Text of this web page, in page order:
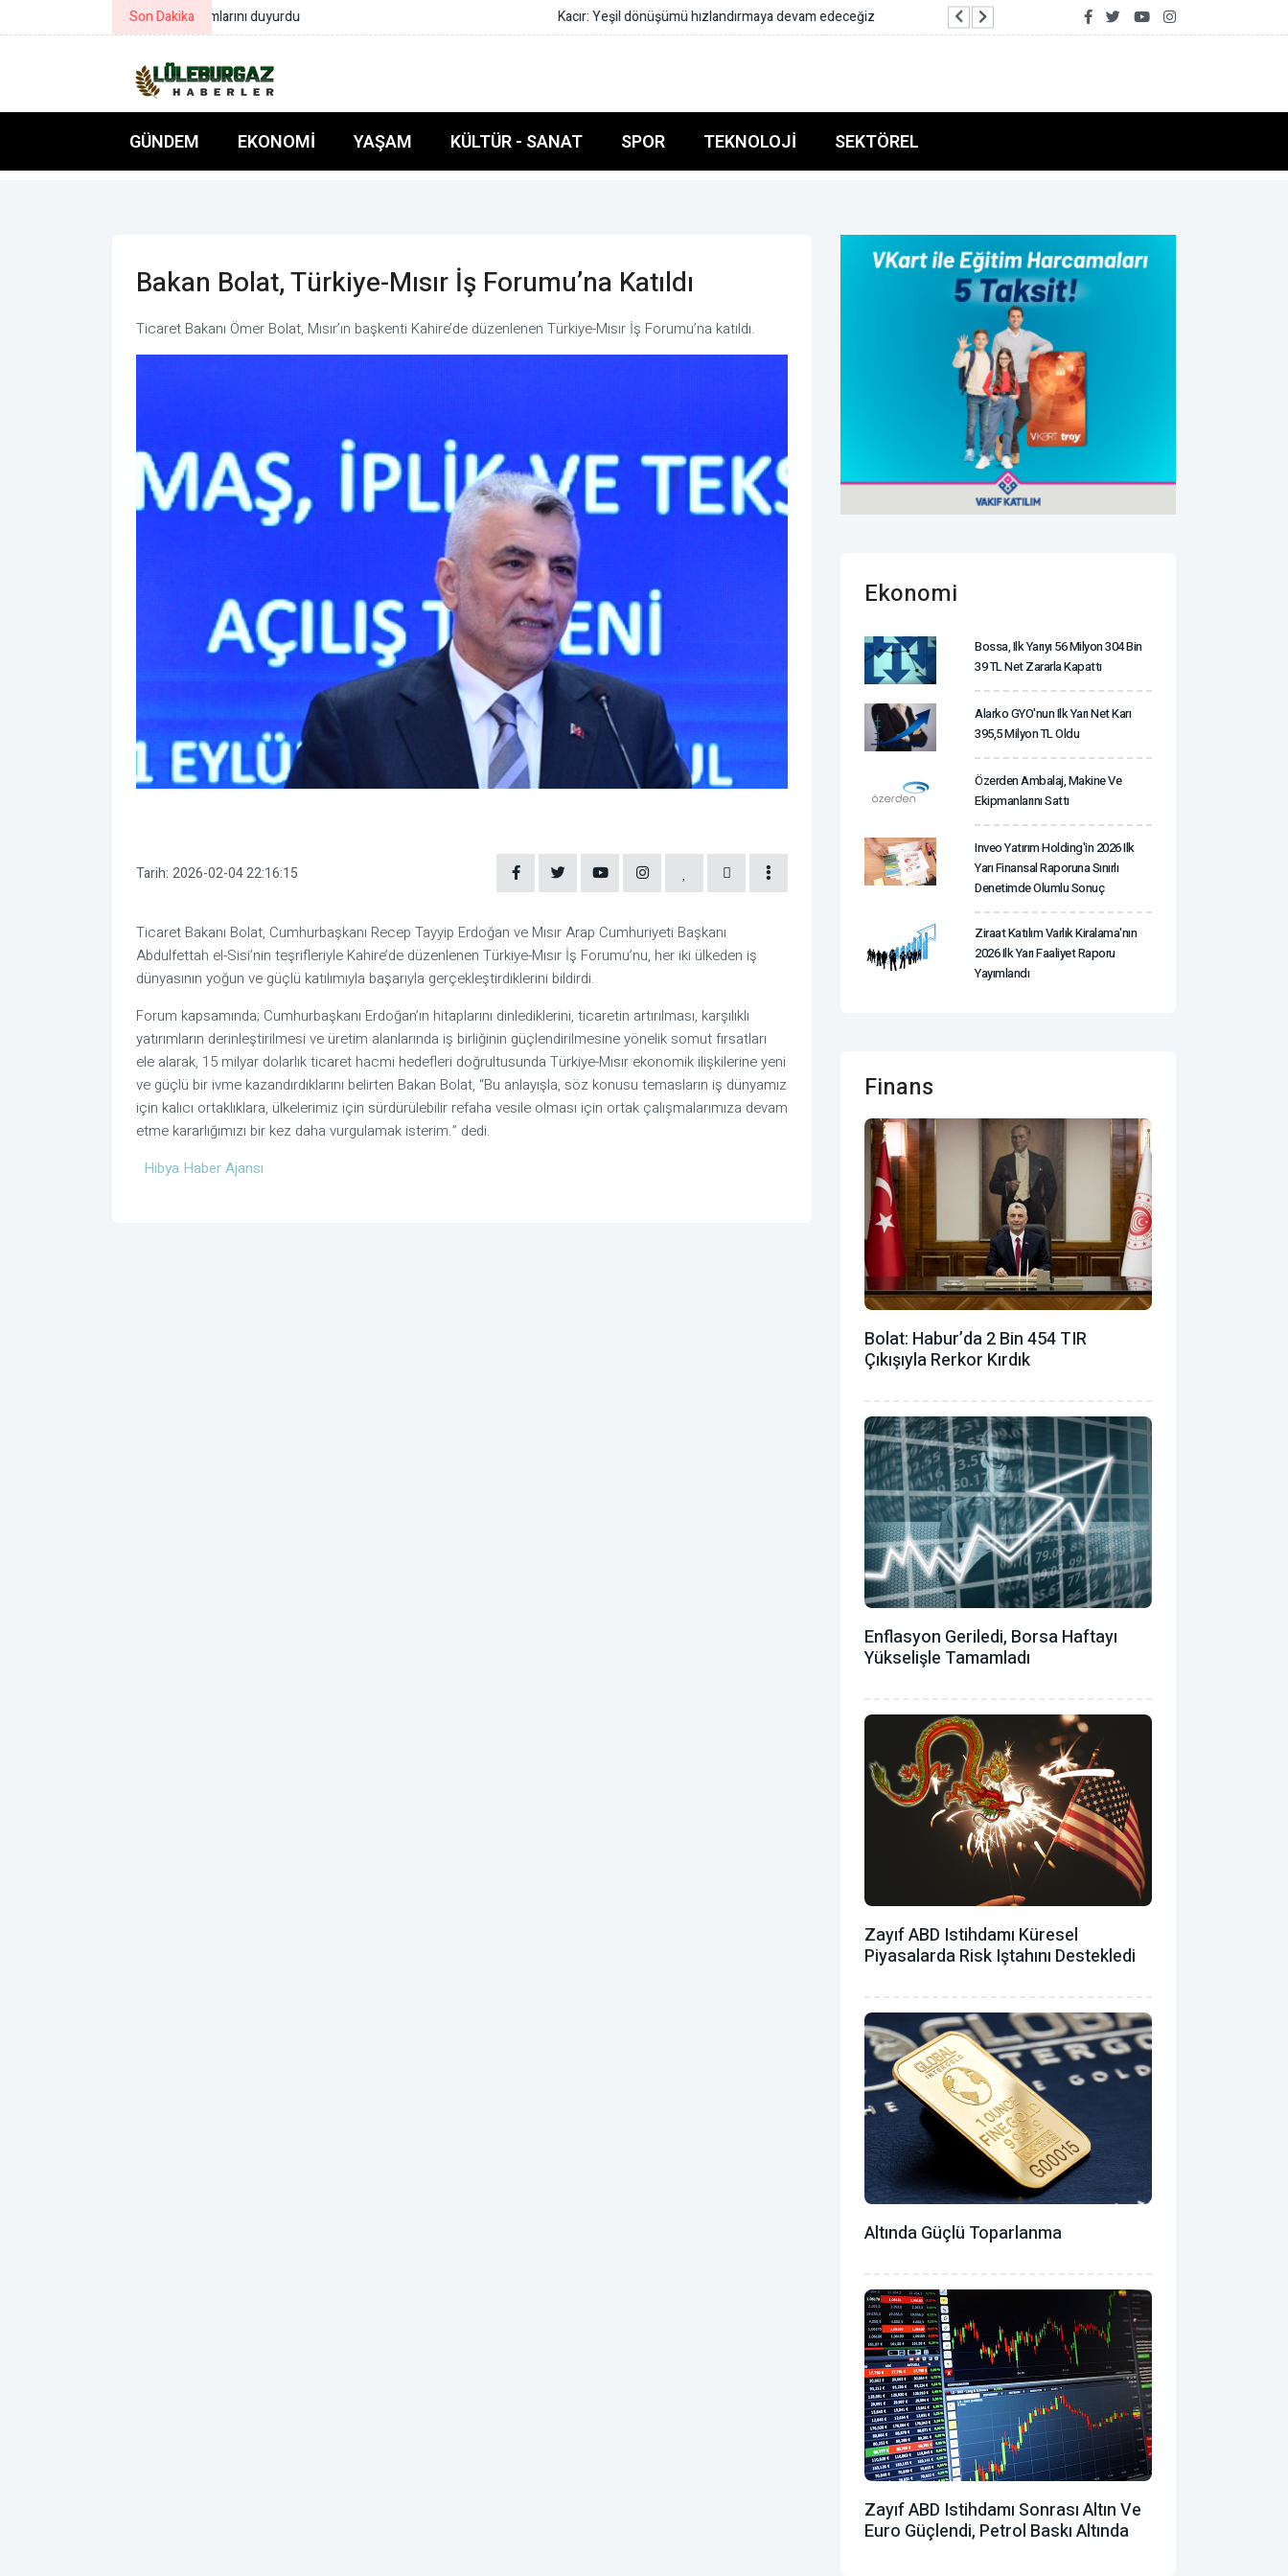
Son Dakika Kacır: Yeşil dönüşümü hızlandırmaya devam edeceğiz Ticaret Bakanlığı: Endonezya stratejik bir E-
GÜNDEM EKONOMI YAŞAM KÜLTÜR - SANAT SPOR TEKNOLOJI SEKTÖREL
Bakan Bolat, Türkiye-Mısır İş Forumu’na Katıldı
Ticaret Bakanı Ömer Bolat, Mısır’ın başkenti Kahire’de düzenlenen Türkiye-Mısır İş Forumu’na katıldı.
Tarih: 2026-02-04 22:16:15
Ticaret Bakanı Bolat, Cumhurbaşkanı Recep Tayyip Erdoğan ve Mısır Arap Cumhuriyeti Başkanı
Abdulfettah el-Sisi’nin teşrifleriyle Kahire’de düzenlenen Türkiye-Mısır İş Forumu’nu, her iki ülkeden iş
dünyasının yoğun ve güçlü katılımıyla başarıyla gerçekleştirdiklerini bildirdi.
Forum kapsamında; Cumhurbaşkanı Erdoğan’ın hitaplarını dinlediklerini, ticaretin artırılması, karşılıklı
yatırımların derinleştirilmesi ve üretim alanlarında iş birliğinin güçlendirilmesine yönelik somut fırsatları
ele alarak, 15 milyar dolarlık ticaret hacmi hedefleri doğrultusunda Türkiye-Mısır ekonomik ilişkilerine yeni
ve güçlü bir ivme kazandırdıklarını belirten Bakan Bolat, “Bu anlayışla, söz konusu temasların iş dünyamız
için kalıcı ortaklıklara, ülkelerimiz için sürdürülebilir refaha vesile olması için ortak çalışmalarımıza devam
etme kararlığımızı bir kez daha vurgulamak isterim.” dedi.
Hibya Haber Ajansı
Ekonomi
Bossa, Ilk Yarıyı 56 Milyon 304 Bin
39 TL Net Zararla Kapattı
Alarko GYO'nun Ilk Yarı Net Karı
395,5 Milyon TL Oldu
Özerden Ambalaj, Makine Ve
Ekipmanlarını Sattı
Inveo Yatırım Holding'in 2026 Ilk
Yarı Finansal Raporuna Sınırlı
Denetimde Olumlu Sonuç
Ziraat Katılım Varlık Kiralama'nın
2026 Ilk Yarı Faaliyet Raporu
Yayımlandı
Finans
Bolat: Habur’da 2 Bin 454 TIR
Çıkışıyla Rerkor Kırdık
Enflasyon Geriledi, Borsa Haftayı
Yükselişle Tamamladı
Zayıf ABD Istihdamı Küresel
Piyasalarda Risk Iştahını Destekledi
Altında Güçlü Toparlanma
Zayıf ABD Istihdamı Sonrası Altın Ve
Euro Güçlendi, Petrol Baskı Altında